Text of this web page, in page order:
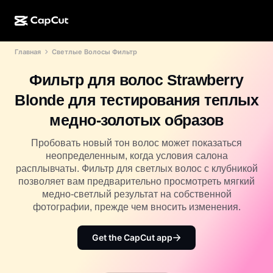
Веб-версия CapCut
CapCut Pad
Мобильная версия CapCut
Dreamina AI
Pippit AI
ИИ-дизайн
Видеостудия
ИИ-генератор видео
ИИ-генератор изображений
Улучшение изображений от ИИ
Dreamina Seedance 2.5
Nano Banana Pro
ИИ-инструменты
Редактор и генератор видео
Редактор и генератор изображений
Редактор и генератор голоса
Варианты использования
Праздничные шаблоны
Шаблоны календарей
Шаблоны для годовщин
Шаблоны эффектов
Сообщество
Инициативы
Партнеры
Программа первопроходцев
Программа творческих партнеров
Креативный кампус CapCut
Главная Светлые Волосы Фильтр
Фильтр для волос Strawberry
Blonde для тестирования теплых
медно-золотых образов
Пробовать новый тон волос может показаться
неопределенным, когда условия салона
расплывчаты. Фильтр для светлых волос с клубникой
позволяет вам предварительно просмотреть мягкий
медно-светлый результат на собственной
фотографии, прежде чем вносить изменения.
Get the CapCut app